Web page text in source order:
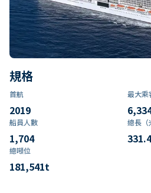
規格
首航
2019
最大乘
船員人數
1,704
總長（
331.4
總噸位
181,541t